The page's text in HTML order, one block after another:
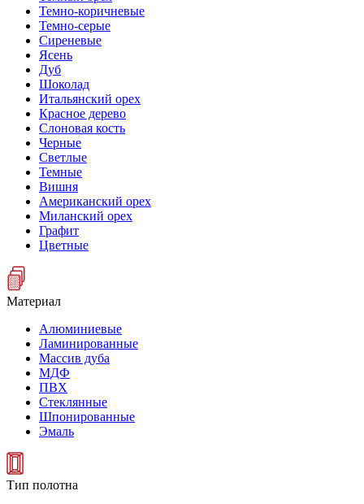
Темно-коричневые
Темно-серые
Сиреневые
Ясень
Дуб
Шоколад
Итальянский орех
Красное дерево
Слоновая кость
Черные
Светлые
Темные
Вишня
Американский орех
Миланский орех
Графит
Цветные
Материал
Алюминиевые
Ламинированные
Массив дуба
МДФ
ПВХ
Стеклянные
Шпонированные
Эмаль
Тип полотна